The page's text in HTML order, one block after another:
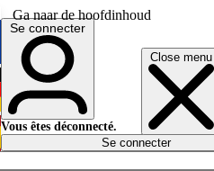
Ga naar de hoofdinhoud
Close menu
English
Deutsch
Español
Se connecter
Vous êtes déconnecté.
Se connecter